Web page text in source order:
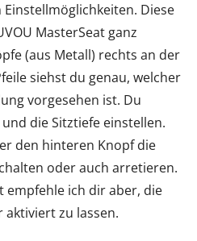
Diese
MasterSeat ganz
(aus Metall) rechts an der
siehst du genau, welcher
vorgesehen ist. Du
die Sitztiefe einstellen.
den hinteren Knopf die
oder auch arretieren.
empfehle ich dir aber, die
zu lassen.